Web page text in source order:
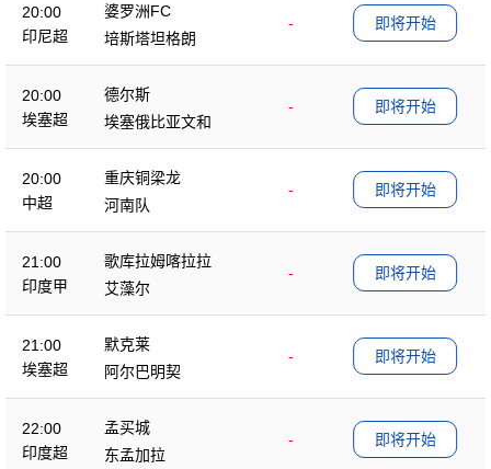
20:00
印尼超
婆罗洲FC
-
培斯塔坦格朗
即将开始
20:00
埃塞超
德尔斯
-
埃塞俄比亚文和
即将开始
20:00
中超
重庆铜梁龙
-
河南队
即将开始
21:00
印度甲
歌库拉姆喀拉拉
-
艾藻尔
即将开始
21:00
埃塞超
默克莱
-
阿尔巴明契
即将开始
22:00
印度超
孟买城
-
东孟加拉
即将开始